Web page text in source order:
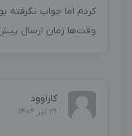
کردم اما جواب نگرفته
وقت‌ها زمان ارسال
کاراوود
29 تیر 1404